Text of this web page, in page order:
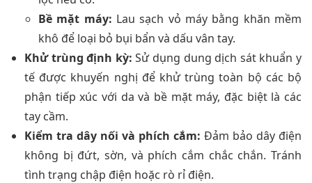
Bề mặt máy: Lau sạch vỏ máy bằng khăn mềm
khô để loại bỏ bụi bẩn và dấu vân tay.
Khử trùng định kỳ: Sử dụng dung dịch sát khuẩn y
tế được khuyến nghị để khử trùng toàn bộ các bộ
phận tiếp xúc với da và bề mặt máy, đặc biệt là các
tay cầm.
Kiểm tra dây nối và phích cắm: Đảm bảo dây điện
không bị đứt, sờn, và phích cắm chắc chắn. Tránh
tình trạng chập điện hoặc rò rỉ điện.